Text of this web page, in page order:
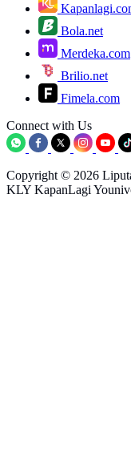
Bola.net
Merdeka.com
Brilio.net
Fimela.com
Connect with Us
Copyright © 2026
KLY KapanLagi